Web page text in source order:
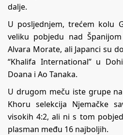
dalje.
U posljednjem, trećem kolu
veliku pobjedu nad
Alvara Morate, ali Japanci su
“Khalifa International” u
Doana i Ao Tanaka.
U drugom meču iste grupe
Khoru selekcija Njemačke
visokih 4:2, ali ni s tom
plasman među 16 najboljih.